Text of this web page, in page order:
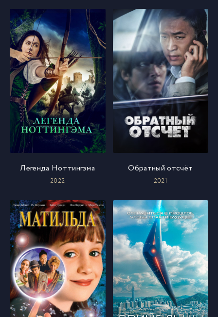
Легенда Ноттингэма
2022
Обратный отсчёт
2021